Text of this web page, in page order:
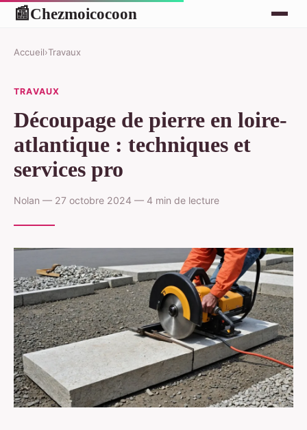
📰Chezmoicocoon
Accueil›Travaux
TRAVAUX
Découpage de pierre en loire-
atlantique : techniques et
services pro
Nolan — 27 octobre 2024 — 4 min de lecture